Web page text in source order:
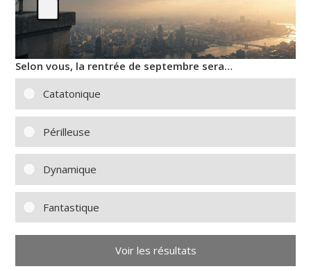
Selon vous, la rentrée de septembre sera…
Catatonique
Périlleuse
Dynamique
Fantastique
Voir les résultats